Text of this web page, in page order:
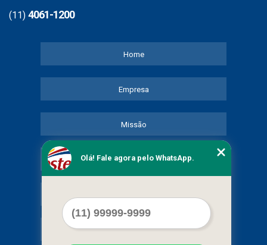
(11) 4061-1200
Home
Empresa
Missão
Serviços
Mapa do site
Olá! Fale agora pelo WhatsApp.